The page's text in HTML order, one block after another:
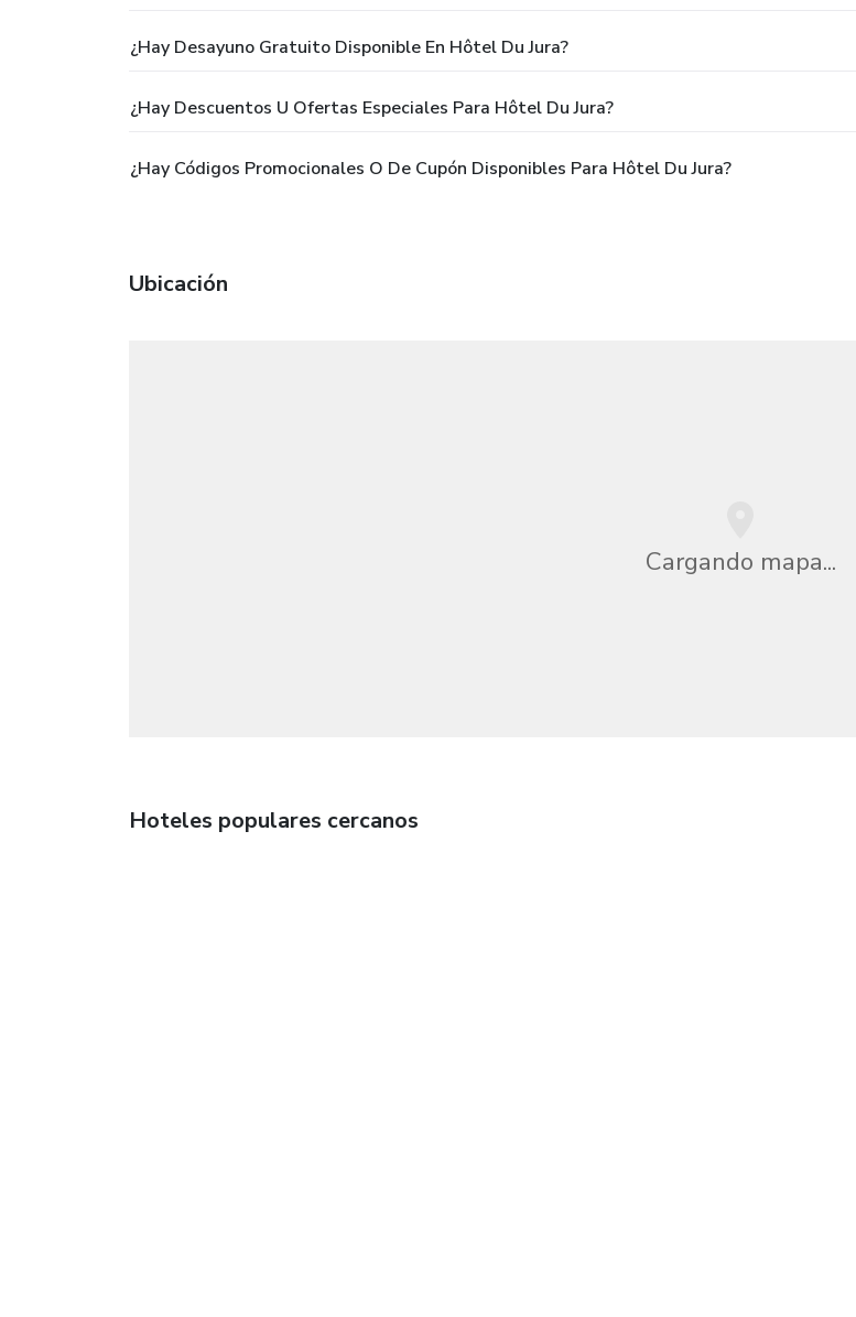
¿Hay Desayuno Gratuito Disponible En Hôtel Du Jura?
¿Hay Descuentos U Ofertas Especiales Para Hôtel Du Jura?
¿Hay Códigos Promocionales O De Cupón Disponibles Para Hôtel Du Jura?
Ubicación
Cargando mapa...
Hoteles populares cercanos